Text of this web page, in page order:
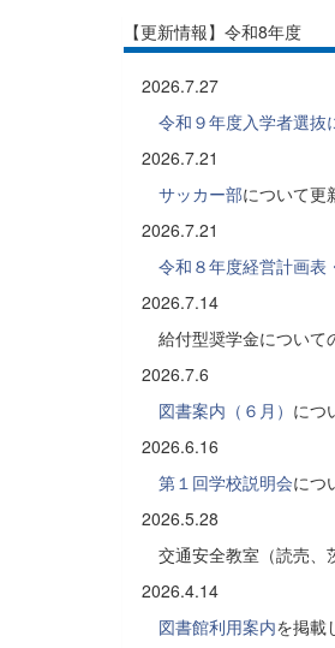
【更新情報】令和8年度
2026.7.27
令和９年度入学者選抜
2026.7.21
サッカー部について更
2026.7.21
令和８年度経営計画表
2026.7.14
給付型奨学金について
2026.7.6
図書案内（６月） につ
2026.6.16
第１回学校説明会につ
2026.5.28
交通安全教室（読売、
2026.4.14
図書館利用案内を掲載